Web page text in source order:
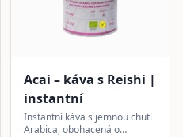
Acai – káva s Reishi |
instantní
Instantní káva s jemnou chutí
Arabica, obohacená o